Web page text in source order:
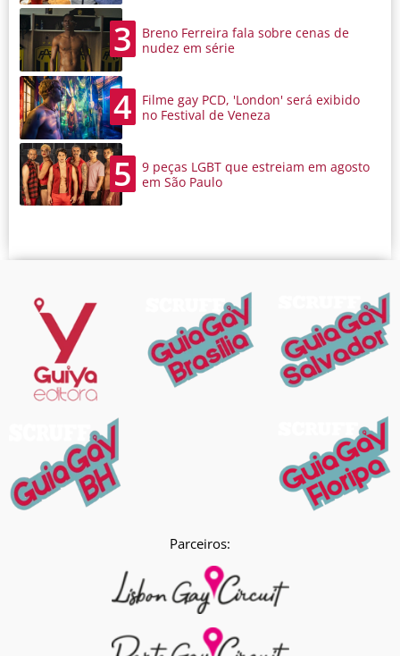
3
Breno Ferreira fala sobre cenas de
nudez em série
4
Filme gay PCD, 'London' será exibido
no Festival de Veneza
5
9 peças LGBT que estreiam em agosto
em São Paulo
Parceiros: